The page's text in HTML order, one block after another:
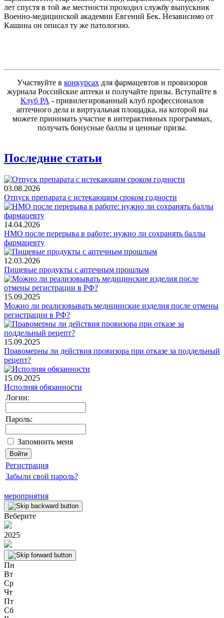
лет спустя в той же местности проходил службу выпускник
Военно-медицинской академии Евгений Бек. Независимо от
Кашина он описал ту же патологию.
Участвуйте в конкурсахдля фармацевтов и провизоров
журнала Российские аптеки и получайте призы. Вступайте в
Клуб РА - привилегированный клуб профессионалов
аптечного дела и виртуальная площадка, на которой вы
можете принимать участие в интерактивных программах,
получать бонусные баллы и ценные призы.
Последние статьи
03.08.2026
Отпуск препарата с истекающим сроком годности
14.04.2026
НМО после перерыва в работе: нужно ли сохранять баллы
фармацевту
12.03.2026
Пищевые продукты с аптечным прошлым
15.09.2025
Можно ли реализовывать медицинские изделия после отмены
регистрации в РФ?
15.09.2025
Правомерны ли действия провизора при отказе за поддельный
рецепт?
15.09.2025
Исполняя обязанности
Логин:
Пароль:
Запомнить меня
Регистрация
Забыли свой пароль?
мероприятия
Веберите
2025
Пн
Вт
Ср
Чт
Пт
Сб